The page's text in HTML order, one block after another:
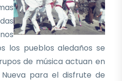
los pueblos aledaños se
de música actuan en
para el disfrute de